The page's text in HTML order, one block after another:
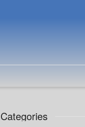
Categories